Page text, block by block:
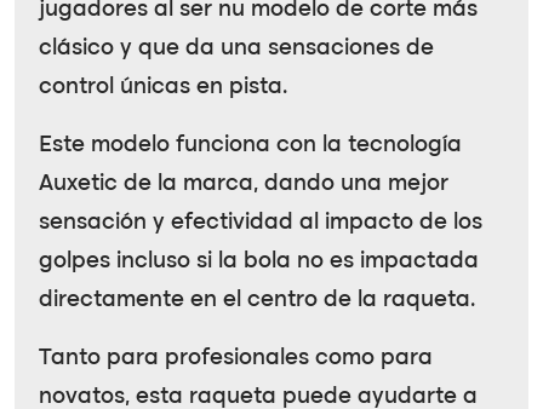
jugadores al ser nu modelo de corte más
clásico y que da una sensaciones de
control únicas en pista.
Este modelo funciona con la tecnología
Auxetic de la marca, dando una mejor
sensación y efectividad al impacto de los
golpes incluso si la bola no es impactada
directamente en el centro de la raqueta.
Tanto para profesionales como para
novatos, esta raqueta puede ayudarte a